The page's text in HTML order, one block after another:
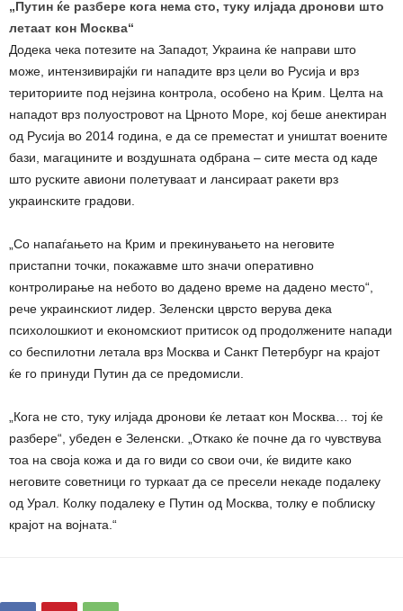
„Путин ќе разбере кога нема сто, туку илјада дронови што
летаат кон Москва“
Додека чека потезите на Западот, Украина ќе направи што
може, интензивирајќи ги нападите врз цели во Русија и врз
териториите под нејзина контрола, особено на Крим. Целта на
нападот врз полуостровот на Црното Море, кој беше анектиран
од Русија во 2014 година, е да се преместат и уништат воените
бази, магацините и воздушната одбрана – сите места од каде
што руските авиони полетуваат и лансираат ракети врз
украинските градови.
„Со напаѓањето на Крим и прекинувањето на неговите
пристапни точки, покажавме што значи оперативно
контролирање на небото во дадено време на дадено место“,
рече украинскиот лидер. Зеленски цврсто верува дека
психолошкиот и економскиот притисок од продолжените напади
со беспилотни летала врз Москва и Санкт Петербург на крајот
ќе го принуди Путин да се предомисли.
„Кога не сто, туку илјада дронови ќе летаат кон Москва… тој ќе
разбере“, убеден е Зеленски. „Откако ќе почне да го чувствува
тоа на своја кожа и да го види со свои очи, ќе видите како
неговите советници го туркаат да се пресели некаде подалеку
од Урал. Колку подалеку е Путин од Москва, толку е поблиску
крајот на војната.“